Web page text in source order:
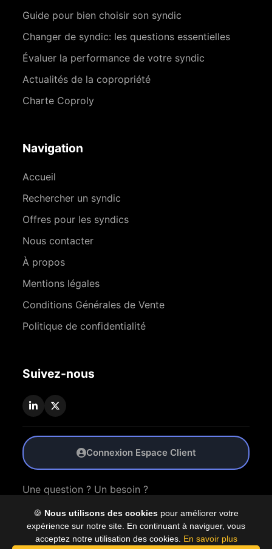
🍪 Nous utilisons des cookies pour améliorer votre
expérience sur notre site. En continuant à naviguer, vous
acceptez notre utilisation des cookies. En savoir plus
Guide pour bien choisir son syndic
Changer de syndic: les questions essentielles
Évaluer la performance de votre syndic
Actualités de la copropriété
Charte Coproly
Navigation
Accueil
Rechercher un syndic
Offres pour les syndics
Nous contacter
À propos
Mentions légales
Conditions Générales de Vente
Politique de confidentialité
Suivez-nous
Connexion Espace Client
Une question ? Un besoin ?
Nous Contacter